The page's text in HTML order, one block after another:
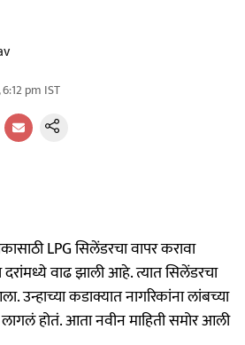
pm IST
LPG सिलेंडरचा वापर करावा
वाढ झाली आहे. त्यात सिलेंडरचा
उन्हाच्या कडाक्यात नागरिकांना लांबच्या
लागलं होतं. आता नवीन माहिती समोर आली